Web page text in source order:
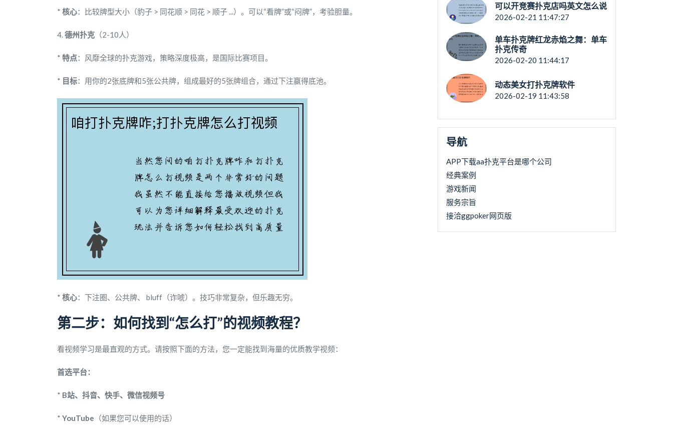
* 核心：比较牌型大小（豹子 > 同花顺 > 同花 > 顺子 ...）。可以“看牌”或“闷牌”，考验胆量。
4.德州扑克 （2-10人）
* 特点：风靡全球的扑克游戏，策略深度极高，是国际比赛项目。
* 目标：用你的2张底牌和5张公共牌，组成最好的5张牌组合，通过下注赢得底池。
* 核心：下注圈、公共牌、 bluff（诈唬）。技巧非常复杂，但乐趣无穷。
第二步：如何找到“怎么打”的视频教程？
看视频学习是最直观的方式。请按照下面的方法，您一定能找到海量的优质教学视频：
首选平台：
* B站、抖音、快手、微信视频号
* YouTube （如果您可以使用的话）
可以开竞赛扑克店吗英文怎么说
2026-02-21 11:47:27
单车扑克牌红龙赤焰之舞：单车
扑克传奇
2026-02-20 11:44:17
动态美女打扑克牌软件
2026-02-19 11:43:58
导航
APP下载aa扑克平台是哪个公司
经典案例
游戏新闻
服务宗旨
接洽ggpoker网页版